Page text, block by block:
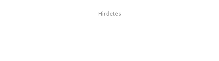
Hirdetés